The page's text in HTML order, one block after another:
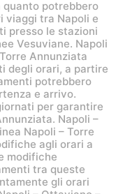
potrebbero
viaggi tra Napoli e
presso le stazioni
Vesuviane. Napoli
Annunziata
degli orari, a partire
potrebbero
e arrivo.
per garantire
Napoli –
Napoli – Torre
agli orari a
modifiche
tra queste
gli orari